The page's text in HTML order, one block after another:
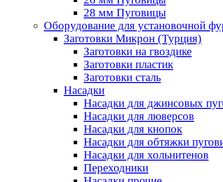
28 мм Пуговицы
Оборудование для установочной
Заготовки Микрон (Турция)
Заготовки на гвоздике
Заготовки пластик
Заготовки сталь
Насадки
Насадки для джинсовых
Насадки для люверсов
Насадки для кнопок
Насадки для обтяжки
Насадки для хольнитенов
Переходники